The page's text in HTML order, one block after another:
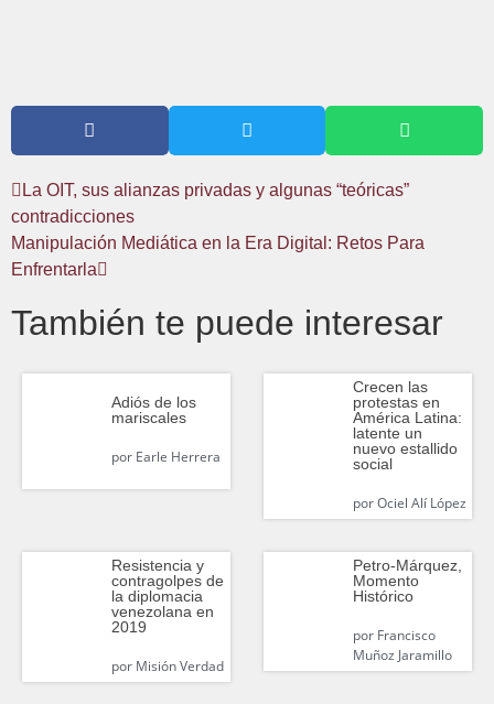
La OIT, sus alianzas privadas y algunas “teóricas”
contradicciones
Manipulación Mediática en la Era Digital: Retos Para
Enfrentarla
También te puede interesar
Adiós de los
mariscales
porEarle Herrera
Crecen las
protestas en
América Latina:
latente un
nuevo estallido
social
porOciel Alí López
Resistencia y
contragolpes de
la diplomacia
venezolana en
2019
porMisión Verdad
Petro-Márquez,
Momento
Histórico
porFrancisco
Muñoz Jaramillo